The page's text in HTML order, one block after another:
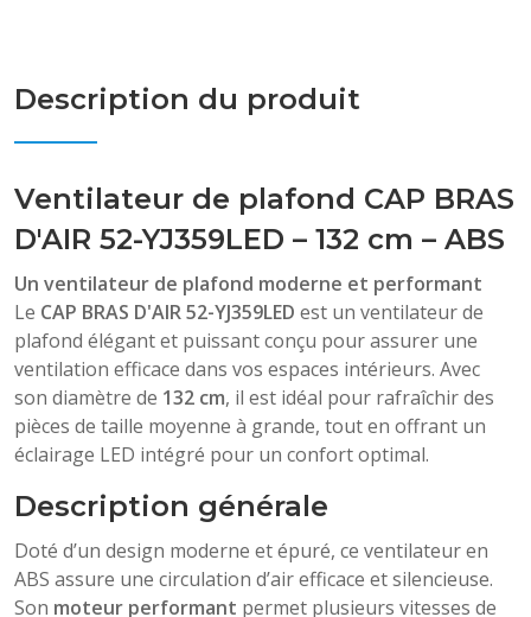
Description du produit
Ventilateur de plafond CAP BRAS
D'AIR 52-YJ359LED – 132 cm – ABS
Un ventilateur de plafond moderne et performant
Le CAP BRAS D'AIR 52-YJ359LED est un ventilateur de
plafond élégant et puissant conçu pour assurer une
ventilation efficace dans vos espaces intérieurs. Avec
son diamètre de 132 cm, il est idéal pour rafraîchir des
pièces de taille moyenne à grande, tout en offrant un
éclairage LED intégré pour un confort optimal.
Description générale
Doté d’un design moderne et épuré, ce ventilateur en
ABS assure une circulation d’air efficace et silencieuse.
Son moteur performant permet plusieurs vitesses de